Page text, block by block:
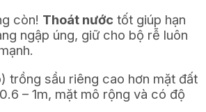
còn! Thoát nước tốt giúp hạn
ngập úng, giữ cho bộ rễ luôn
trồng sầu riêng cao hơn mặt đất
– 1m, mặt mô rộng và có độ